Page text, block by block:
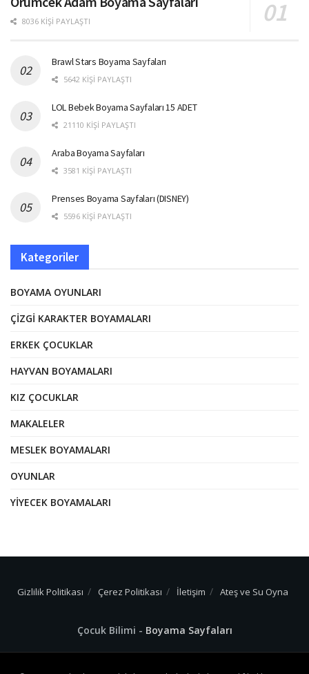
8036 KIŞI PAYLAŞTI
Brawl Stars Boyama Sayfaları
5642 KIŞI PAYLAŞTI
LOL Bebek Boyama Sayfaları 15 ADET
21110 KIŞI PAYLAŞTI
Araba Boyama Sayfaları
3581 KIŞI PAYLAŞTI
Prenses Boyama Sayfaları (DISNEY)
5596 KIŞI PAYLAŞTI
Kategoriler
BOYAMA OYUNLARI
ÇIZGI KARAKTER BOYAMALARI
ERKEK ÇOCUKLAR
HAYVAN BOYAMALARI
KIZ ÇOCUKLAR
MAKALELER
MESLEK BOYAMALARI
OYUNLAR
YIYECEK BOYAMALARI
Gizlilik Politikası Çerez Politikası İletişim Ateş ve Su Oyna
Çocuk Bilimi - Boyama Sayfaları